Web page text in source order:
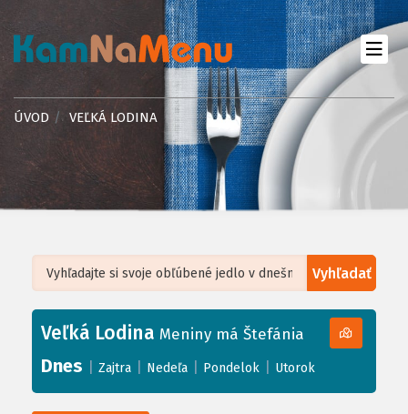
ÚVOD VEĽKÁ LODINA
Vyhľadať
+
−
Leaflet| ©OpenStreetMap, Tiles courtesy ofHumanitarian OpenStreetMap
Veľká Lodina Meniny má Štefánia
Dnes Zajtra Nedeľa Pondelok Utorok